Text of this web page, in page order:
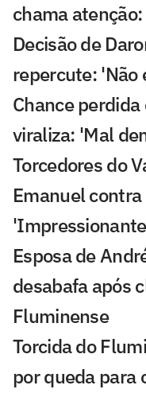
chama
Decisão de
repercute: 'Não
Chance
viraliza: 'Mal
Torcedores do
Emanuel
Esposa de
desabafa após
Fluminense
Torcida do
por queda para